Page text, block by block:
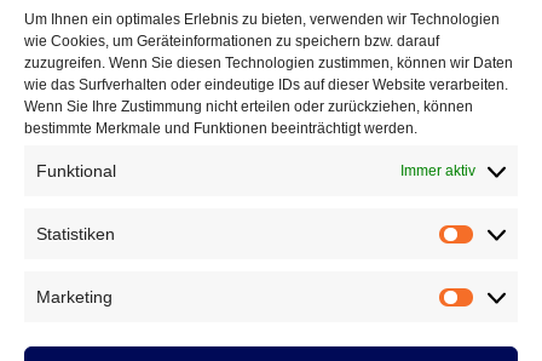
Um Ihnen ein optimales Erlebnis zu bieten, verwenden wir Technologien
wie Cookies, um Geräteinformationen zu speichern bzw. darauf
zuzugreifen. Wenn Sie diesen Technologien zustimmen, können wir Daten
wie das Surfverhalten oder eindeutige IDs auf dieser Website verarbeiten.
Wenn Sie Ihre Zustimmung nicht erteilen oder zurückziehen, können
bestimmte Merkmale und Funktionen beeinträchtigt werden.
Funktional Immer aktiv
Statistiken
Marketing
Marketing
www.breitwand.com ) mit der Zeitschrift
DAS GEDICHT
( www.dasgedicht.de). Mit freundlicher Unterstützung des
Landratsamts Starnberg.
Infos zu Anton G. Leitner und Wolfgang Prochaska im Netz
unter:
www.antonleitner.de
www.wolfgang-
Link zur Veranstaltung auf der fsff-Webseite: